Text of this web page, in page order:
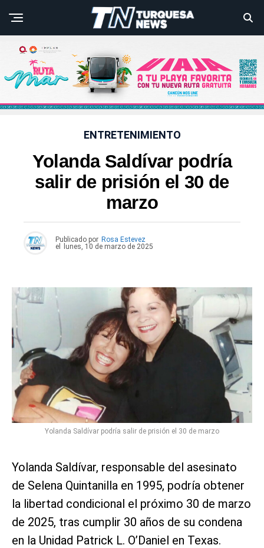
ENTRETENIMIENTO
Yolanda Saldívar podría
salir de prisión el 30 de
marzo
Publicado por Rosa Estevez
el
lunes, 10 de marzo de 2025
Yolanda Saldívar podría salir de prisión el 30 de marzo
Yolanda Saldívar, responsable del asesinato
de Selena Quintanilla en 1995, podría obtener
la libertad condicional el próximo 30 de marzo
de 2025, tras cumplir 30 años de su condena
en la Unidad Patrick L. O’Daniel en Texas.